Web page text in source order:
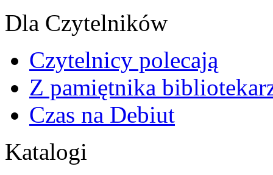
Dla Czytelników
Czytelnicy polecają
Z pamiętnika
Czas na Debiut
Katalogi